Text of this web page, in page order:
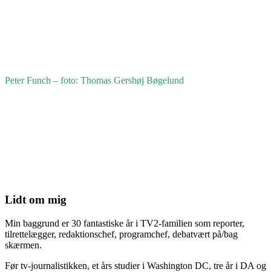
Peter Funch – foto: Thomas Gershøj Bøgelund
Lidt om mig
Min baggrund er 30 fantastiske år i TV2-familien som reporter,
tilrettelægger, redaktionschef, programchef, debatvært på/bag
skærmen.
Før tv-journalistikken, et års studier i Washington DC, tre år i DA og